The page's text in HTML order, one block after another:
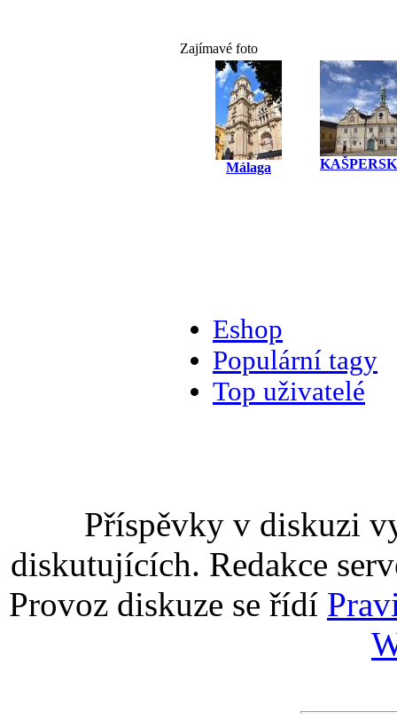
Zajímavé foto
Málaga
Eshop
Populární tagy
Top uživatelé
Příspěvky v diskuzi
diskutujících. Redakce
Provoz diskuze se řídí